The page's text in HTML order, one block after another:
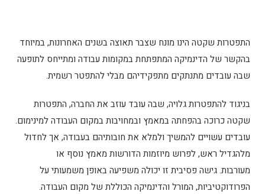
התפטרות שקטה הינו מונח שצבר תאוצה בשנים האחרונות, במיוחד
בהקשר של הדינמיקה המתפתחת במקומות עבודה ומתייחס לתופעה
שבה עובדים מתנתקים מתפקידיהם מבלי להתפטר רשמית.
בניגוד להתפטרות גלויה, שבה עובד עוזב את החברה, התפטרות
שקטה כרוכה בהפחתה במאמץ ובמחויבות במקום העבודה למינימום.
עובדים עשויים להמשיך ולמלא את חובותיהם בעבודה, אך לחדול
מלהגדיל ראש, לפרוש מיוזמות הדורשות מאמץ נוסף או
מעורבות. גישה פסיבית זו יכולה משפיעה באופן משמעותי על
הפרודוקטיביות, המורל והדינמיקה הכוללת של מקום העבודה.